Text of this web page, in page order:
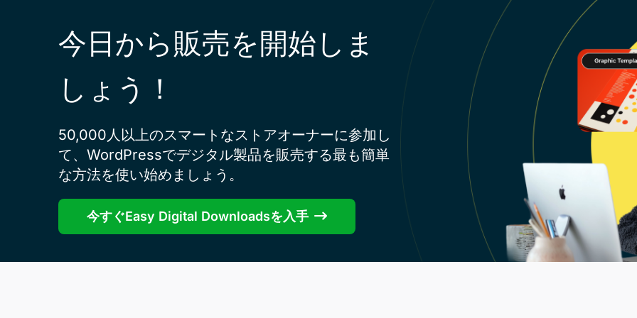
今日から販売を開始しま
しょう！
50,000人以上のスマートなストアオーナーに参加し
て、WordPressでデジタル製品を販売する最も簡単
な方法を使い始めましょう。
今すぐEasy Digital Downloadsを入手